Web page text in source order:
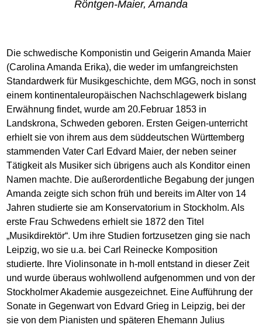
Röntgen-Maier, Amanda
Die schwedische Komponistin und Geigerin Amanda Maier
(Carolina Amanda Erika), die weder im umfangreichsten
Standardwerk für Musikgeschichte, dem MGG, noch in sonst
einem kontinentaleuropäischen Nachschlagewerk bislang
Erwähnung findet, wurde am 20.Februar 1853 in
Landskrona, Schweden geboren. Ersten Geigen-unterricht
erhielt sie von ihrem aus dem süddeutschen Württemberg
stammenden Vater Carl Edvard Maier, der neben seiner
Tätigkeit als Musiker sich übrigens auch als Konditor einen
Namen machte. Die außerordentliche Begabung der jungen
Amanda zeigte sich schon früh und bereits im Alter von 14
Jahren studierte sie am Konservatorium in Stockholm. Als
erste Frau Schwedens erhielt sie 1872 den Titel
„Musikdirektör“. Um ihre Studien fortzusetzen ging sie nach
Leipzig, wo sie u.a. bei Carl Reinecke Komposition
studierte. Ihre Violinsonate in h-moll entstand in dieser Zeit
und wurde überaus wohlwollend aufgenommen und von der
Stockholmer Akademie ausgezeichnet. Eine Aufführung der
Sonate in Gegenwart von Edvard Grieg in Leipzig, bei der
sie von dem Pianisten und späteren Ehemann Julius